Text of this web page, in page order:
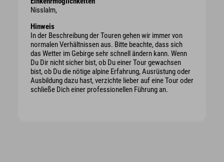
Nisslalm,
Hinweis
In der Beschreibung der Touren gehen wir immer von
normalen Verhältnissen aus. Bitte beachte, dass sich
das Wetter im Gebirge sehr schnell ändern kann. Wenn
Du Dir nicht sicher bist, ob Du einer Tour gewachsen
bist, ob Du die nötige alpine Erfahrung, Ausrüstung oder
Ausbildung dazu hast, verzichte lieber auf eine Tour oder
schließe Dich einer professionellen Führung an.